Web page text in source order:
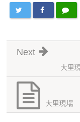
大里
Next
大里現場